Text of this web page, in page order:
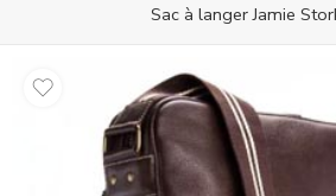
Sac à langer Jamie